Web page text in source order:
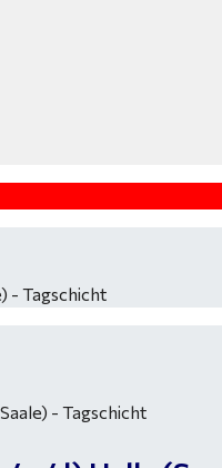
- Tagschicht